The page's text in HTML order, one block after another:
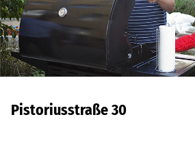
Arbeiten und lernen
Lichtenberg
Friedrichshain
Pistoriusstraße 30